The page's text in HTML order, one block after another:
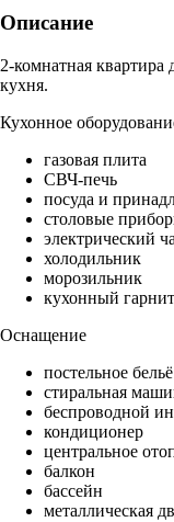
Описание
2-комнатная квартира
кухня.
Кухонное
газовая плита
СВЧ-печь
посуда и
столовые
электрический
холодильник
морозильник
кухонный
Оснащение
постельное бельё
стиральная
беспроводной
кондиционер
центральное
балкон
бассейн
металлическая